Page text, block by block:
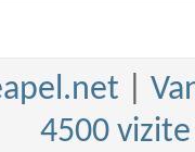
4500